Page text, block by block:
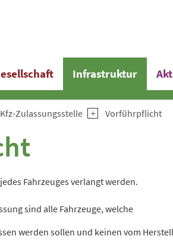
Infrastruktur
Kfz-Zulassungsstelle Vorführpflicht
Fahrzeuges verlangt werden.
sind alle Fahrzeuge, welche
werden sollen und keinen vom